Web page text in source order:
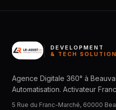
DEVELOPMENT
& TECH
Agence Digitale 360° à
Automatisation. Activateur
5 Rue du Franc-Marché, 60000